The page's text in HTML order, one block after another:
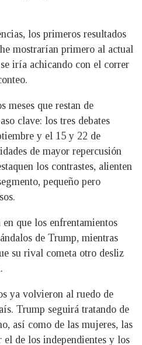
los primeros resultados
mostrarían primero al actual
iría achicando con el correr
meses que restan de
clave: los tres debates
y el 15 y 22 de
de mayor repercusión
los contrastes, alienten
pequeño pero
que los enfrentamientos
de Trump, mientras
su rival cometa otro desliz
ya volvieron al ruedo de
Trump seguirá tratando de
así como de las mujeres, las
el de los independientes y los